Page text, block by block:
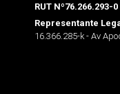
RUT Nº76.266.293-0
Representante
16.366.285-k - Av